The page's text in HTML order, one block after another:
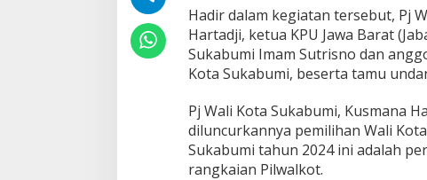
l
i
h
a
n
a
l
i
K
o
Hadir dalam kegiatan tersebut, Pj
Hartadji, ketua KPU Jawa Barat
Sukabumi Imam Sutrisno dan
Kota Sukabumi, beserta tamu
Pj Wali Kota Sukabumi, Kusmana
diluncurkannya pemilihan Wali
Sukabumi tahun 2024 ini adalah
rangkaian Pilwalkot.